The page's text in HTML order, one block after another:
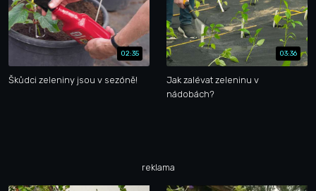
02:35
Škůdci zeleniny jsou v sezóně!
03:36
Jak zalévat zeleninu v
nádobách?
reklama